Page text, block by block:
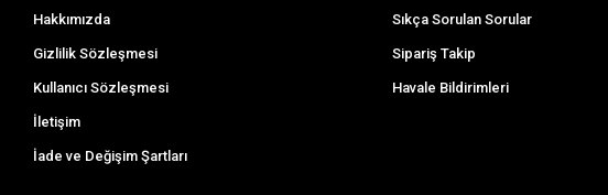
Hakkımızda
Gizlilik Sözleşmesi
Kullanıcı Sözleşmesi
İletişim
İade ve Değişim Şartları
Sıkça Sorulan Sorular
Sipariş Takip
Havale Bildirimleri